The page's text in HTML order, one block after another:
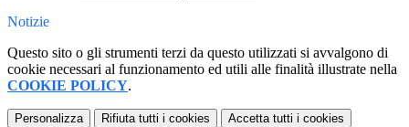
Notizie
Questo sito o gli strumenti terzi da questo utilizzati si avvalgono di
cookie necessari al funzionamento ed utili alle finalità illustrate nella
COOKIE POLICY.
Personalizza Rifiuta tutti i cookies Accetta tutti i cookies